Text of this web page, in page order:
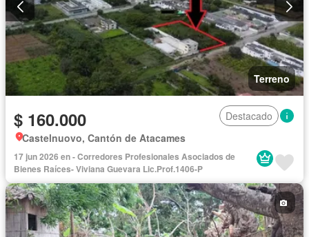
Terreno
$ 160.000
Destacado
Castelnuovo, Cantón de Atacames
17 jun 2026 en - Corredores Profesionales Asociados de
Bienes Raíces- Viviana Guevara Lic.Prof.1406-P